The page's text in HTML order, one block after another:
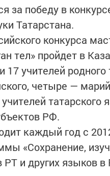
за победу в
Татарстана.
конкурса
тел» пройдет в
учителей
четыре —
татарского
РФ.
каждый год с
«Сохранение,
и других языков